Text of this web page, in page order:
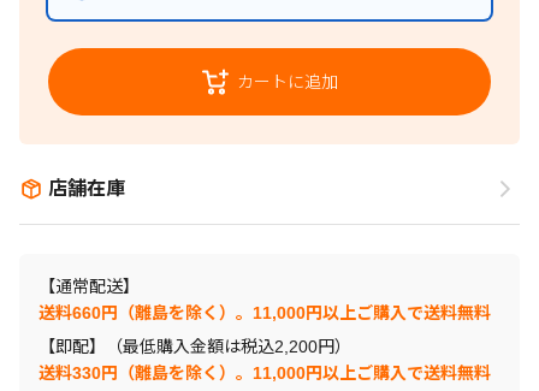
カートに追加
店舗在庫
【通常配送】
送料660円（離島を除く）。11,000円以上ご購入で送料無料
【即配】（最低購入金額は税込2,200円）
送料330円（離島を除く）。11,000円以上ご購入で送料無料